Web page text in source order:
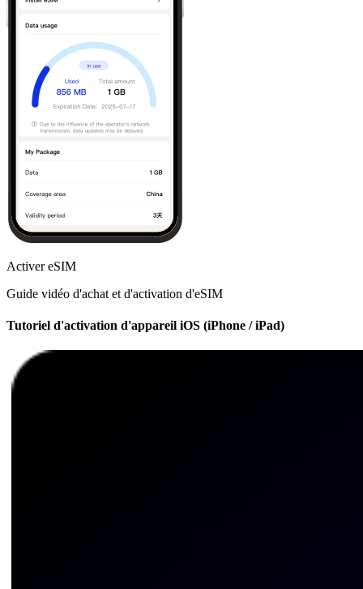
Activer eSIM
Guide vidéo d'achat et d'activation d'eSIM
Tutoriel d'activation d'appareil iOS (iPhone / iPad)